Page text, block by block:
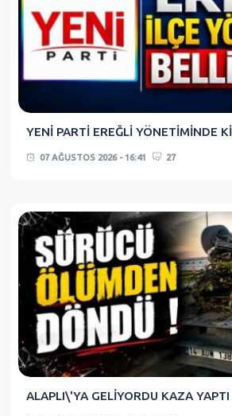
YENİ PARTİ EREĞLİ YÖNETİMİNDE
07 AĞUSTOS 2026 - 16:41 27
ALAPLI\'YA GELİYORDU KAZA YAPTI